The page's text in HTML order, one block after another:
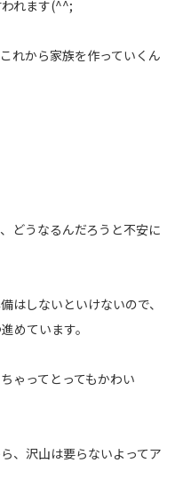
れます(^^;
れから家族を作っていくん
どうなるんだろうと不安に
はしないといけないので、
めています。
ゃってとってもかわい
、沢山は要らないよってア